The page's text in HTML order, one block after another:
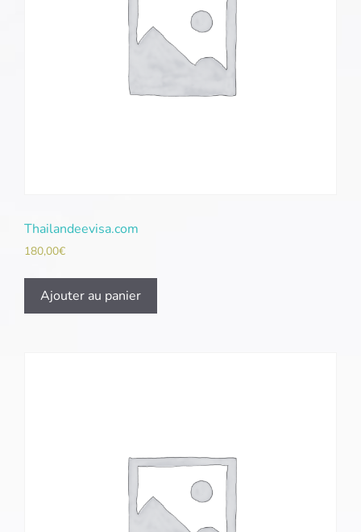
Thailandeevisa.com
180,00€
Ajouter au panier